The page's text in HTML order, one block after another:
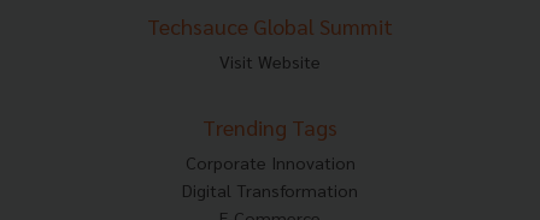
Techsauce Global Summit
Visit Website
Trending Tags
Corporate Innovation
Digital Transformation